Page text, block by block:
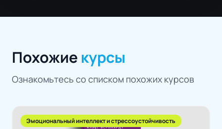
Похожие курсы
Ознакомьтесь со списком похожих курсов
Эмоциональный интеллект и стрессоустойчивость